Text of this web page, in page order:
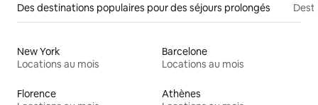
Des destinations populaires pour des séjours prolongés
New York
Locations au mois
Barcelone
Locations au mois
Florence
Athènes